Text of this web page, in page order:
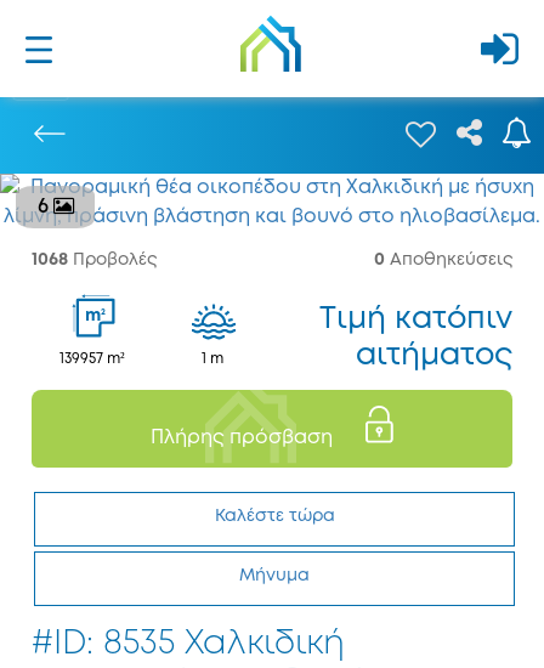
6
1068 Προβολές 0 Αποθηκεύσεις
m2
139957 m² 1 m
Tιμή κατόπιν
αιτήματος
Πλήρης πρόσβαση
Καλέστε τώρα
Μήνυμα
#ID: 8535 Χαλκιδική